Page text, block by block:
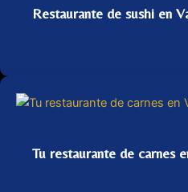
Restaurante de sushi en
Tu restaurante de carnes